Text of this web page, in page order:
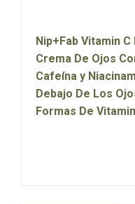
Nip+Fab Vitamin C
Crema De Ojos
Cafeína y
Debajo De Los
Formas De